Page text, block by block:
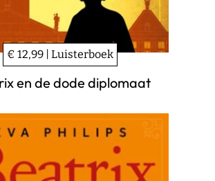
€ 12,99 | Luisterboek
en de dode diplomaat